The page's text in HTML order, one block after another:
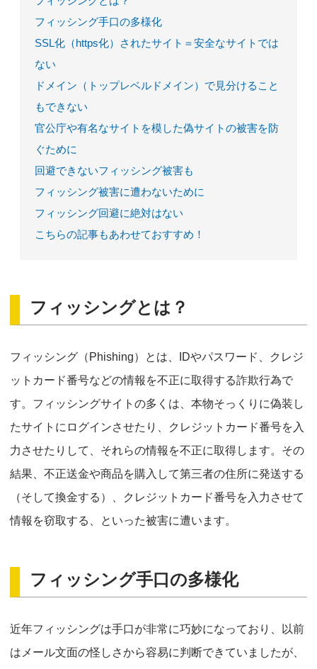
フィッシング手口の多様化
SSL化（https化）されたサイト＝安全なサイトでは
ない
ドメイン（トップレベルドメイン）で見分けること
もできない
官公庁や有名なサイトを模した偽サイトの被害を防
ぐために
回避できないフィッシング被害も
フィッシング被害に遭わないために
フィッシング回避に絶対はない
こちらの記事もあわせておすすめ！
フィッシングとは？
フィッシング（Phishing）とは、IDやパスワード、クレジ
ットカード番号などの情報を不正に取得する詐欺行為で
す。フィッシングサイトの多くは、本物そっくりに偽装し
たサイトにログインさせたり、クレジットカード番号を入
力させたりして、それらの情報を不正に取得します。その
結果、不正送金や商品を購入して第三者の住所に発送する
（そして換金する）、クレジットカード番号を入力させて
情報を窃取する、といった被害に遭います。
フィッシング手口の多様化
近年フィッシングは手口が非常に巧妙になっており、以前
はメール文面の怪しさから容易に判断できていましたが、